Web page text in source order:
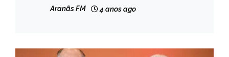
Aranãs FM 4 anos ago